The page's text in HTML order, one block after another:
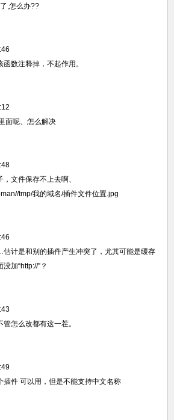
,怎么办??
数注释掉，不起作用。
面呢、怎么解决
文件保存不上去啊、
tmp/我的域名/插件文件位置.jpg
计是和别的插件产生冲突了，尤其可能是缓存
加“http://”？
怎么改都有这一茬。
插件 可以用，但是不能支持中文名称